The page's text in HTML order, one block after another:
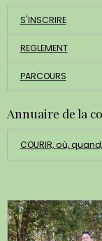
S'INSCRIRE
REGLEMENT
PARCOURS
Annuaire de la
COURIR, où,